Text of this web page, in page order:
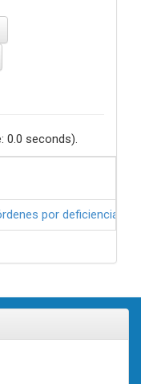
0.0 seconds).
por deficiencia